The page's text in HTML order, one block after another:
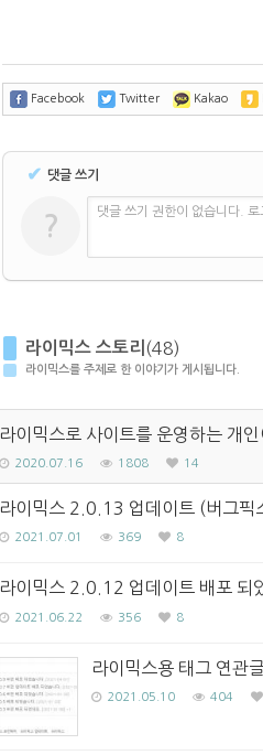
Facebook Twitter Kakao
✔ 댓글 쓰기
? 댓글 쓰기 권한이 없습니다.
라이믹스 스토리 (48)
라이믹스를 주제로 한 이야기가 게시됩니다.
라이믹스로 사이트를 운영하는 개
2020.07.16 1808 14
라이믹스 2.0.13 업데이트 (버그픽
2021.07.01 369 8
라이믹스 2.0.12 업데이트 배포 되
2021.06.22 356 8
라이믹스용 태그 연관
2021.05.10 404